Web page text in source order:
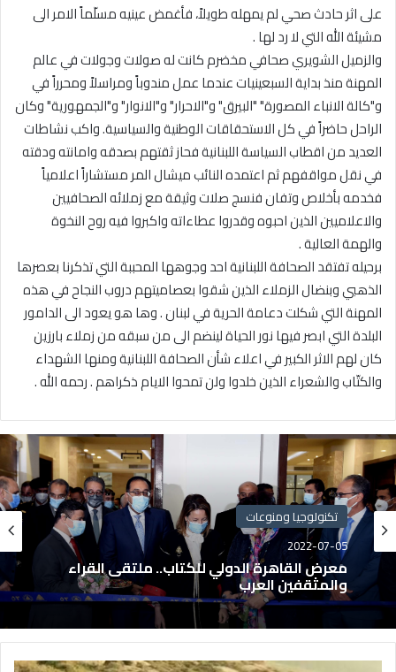
على اثر حادث صحي لم يمهله طويلاً، فأغمض عينيه مسلّماً الامر الى
مشيئة الله التي لا رد لها .
والزميل الشويري صحافي مخضرم كانت له صولات وجولات في عالم
المهنة منذ بداية السبعينيات عندما عمل مندوباً ومراسلاً ومحرراً في
و"كالة الانباء المصورة" "البيرق" و"الاحرار" و"الانوار" و"الجمهورية" وكان
الراحل حاضراً في كل الاستحقاقات الوطنية والسياسية. واكب نشاطات
العديد من اقطاب السياسة اللبنانية فحاز ثقتهم بصدقه وامانته ودقته
في نقل مواقفهم ثم اعتمده النائب ميشال المر مستشاراً اعلامياً
فخدمه بأخلاص وتفان فنسج صلات وثيقة مع زملائه الصحافيين
والاعلاميين الذين احبوه وقدروا عطاءاته واكبروا فيه روح النخوة
والهمة العالية .
برحيله تفتقد الصحافة اللبنانية احد وجوهها المحببة التي تذكرنا بعصرها
الذهبي وبنضال الزملاء الذين شقوا بعصاميتهم دروب النجاح في هذه
المهنة التي شكلت دعامة الحرية في لبنان . وها هو يعود الى الدامور
البلدة التي ابصر فيها نور الحياة لينضم الى من سبقه من زملاء بارزين
كان لهم الاثر الكبير في اعلاء شأن الصحافة اللبنانية ومنها الشهداء
والكتّاب والشعراء الذين خلدوا ولن تمحوا الايام ذكراهم . رحمه الله .
تكنولوجيا ومنوعات
2022-07-05
معرض القاهرة الدولي للكتاب.. ملتقى القراء
والمثقفين العرب